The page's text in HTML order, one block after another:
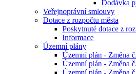
Dodávka
Veřejnoprávní smlouvy
Dotace z rozpočtu města
Poskytnuté dotace z
Informace
Územní plány
Územní plán - Změna
Územní plán - Změna
Územní plán - Změna